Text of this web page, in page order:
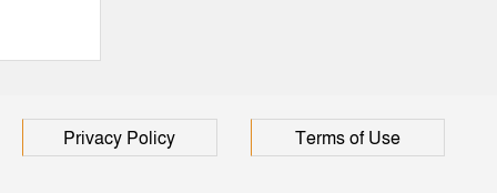
Privacy Policy Terms of Use